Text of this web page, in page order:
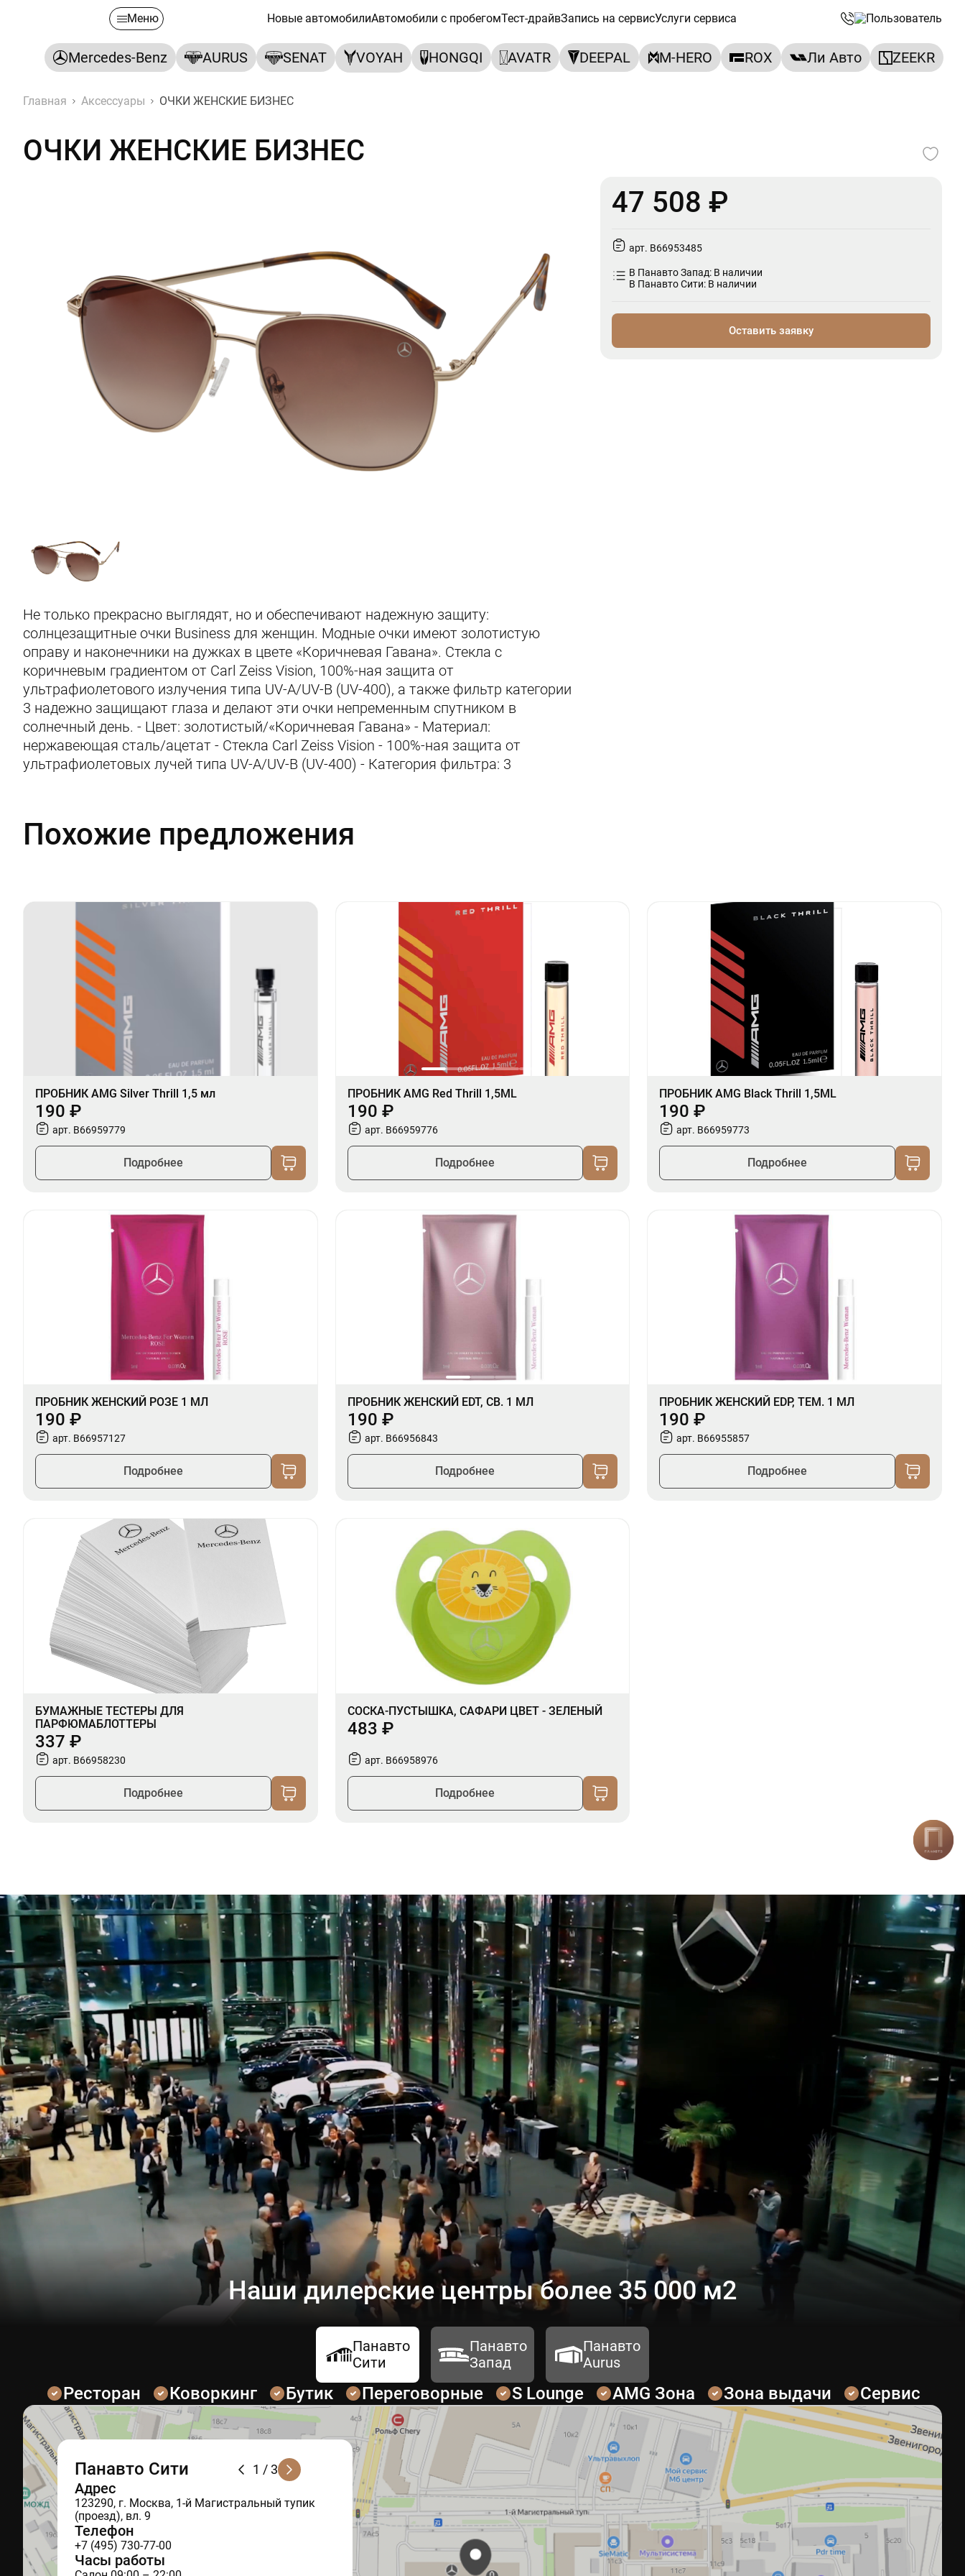
Меню Новые автомобилиАвтомобили с пробегомТест-драйвЗапись на сервисУслуги сервиса
Mercedes-Benz AURUS SENAT VOYAH HONGQI AVATR DEEPAL M-HERO ROX Ли Авто ZEEKR
Главная Аксессуары ОЧКИ ЖЕНСКИЕ БИЗНЕС
ОЧКИ ЖЕНСКИЕ БИЗНЕС
ОЧКИ ЖЕНСКИЕ БИЗНЕС
47 508 ₽
арт. B66953485
В Панавто Запад: В наличии
В Панавто Сити: В наличии
Оставить заявку
Не только прекрасно выглядят, но и обеспечивают надежную защиту:
солнцезащитные очки Business для женщин. Модные очки имеют золотистую
оправу и наконечники на дужках в цвете «Коричневая Гавана». Стекла с
коричневым градиентом от Carl Zeiss Vision, 100%-ная защита от
ультрафиолетового излучения типа UV-A/UV-B (UV-400), а также фильтр категории
3 надежно защищают глаза и делают эти очки непременным спутником в
солнечный день. - Цвет: золотистый/«Коричневая Гавана» - Материал:
нержавеющая сталь/ацетат - Стекла Carl Zeiss Vision - 100%-ная защита от
ультрафиолетовых лучей типа UV-A/UV-B (UV-400) - Категория фильтра: 3
Похожие предложения
ПРОБНИК AMG Silver Thrill 1,5 мл
190 ₽
арт. B66959779
Подробнее
ПРОБНИК AMG Red Thrill 1,5ML
190 ₽
арт. B66959776
Подробнее
ПРОБНИК AMG Black Thrill 1,5ML
190 ₽
арт. B66959773
Подробнее
ПРОБНИК ЖЕНСКИЙ РОЗЕ 1 МЛ
190 ₽
арт. B66957127
Подробнее
ПРОБНИК ЖЕНСКИЙ EDT, СВ. 1 МЛ
190 ₽
арт. B66956843
Подробнее
ПРОБНИК ЖЕНСКИЙ EDP, ТЕМ. 1 МЛ
190 ₽
арт. B66955857
Подробнее
БУМАЖНЫЕ ТЕСТЕРЫ ДЛЯ
ПАРФЮМАБЛОТТЕРЫ
337 ₽
арт. B66958230
Подробнее
СОСКА-ПУСТЫШКА, САФАРИ ЦВЕТ - ЗЕЛЕНЫЙ
483 ₽
арт. B66958976
Подробнее
Наши дилерские центры более 35 000 м2
Панавто
Сити
Панавто
Запад
Панавто
Aurus
Ресторан Коворкинг Бутик Переговорные S Lounge AMG Зона Зона выдачи Сервис
1 / 3
Панавто Сити
Адрес
123290, г. Москва, 1-й Магистральный тупик
(проезд), вл. 9
Телефон
+7 (495) 730-77-00
Часы работы